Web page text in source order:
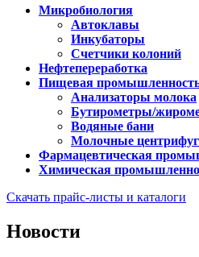
Микробиология
Автоклавы
Инкубаторы
Счетчики колоний
Нефтепереработка
Пищевая
Анализаторы молока
Бутирометры/
Водяные бани
Молочные
Фармацевтическая
Химическая
Скачать прайс-листы и каталоги
Новости